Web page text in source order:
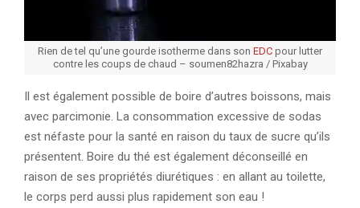
Rien de tel qu’une gourde isotherme dans son EDC pour lutter
contre les coups de chaud – soumen82hazra / Pixabay
Il est également possible de boire d’autres boissons, mais
avec parcimonie. La consommation excessive de sodas
est néfaste pour la santé en raison du taux de sucre qu’ils
présentent. Boire du thé est également déconseillé en
raison de ses propriétés diurétiques : en allant au toilette,
le corps perd aussi plus rapidement son eau !